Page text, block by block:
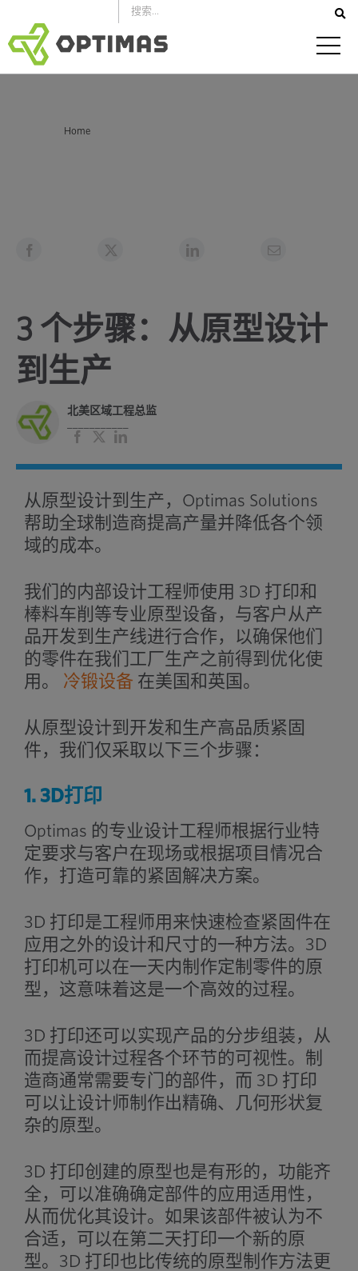
到
内
容
Home
3 个步骤：从原型设计
到生产
北美区域工程总监
脸
X
领
从原型设计到生产，Optimas Solutions
帮助全球制造商提高产量并降低各个领
域的成本。
我们的内部设计工程师使用 3D 打印和
棒料车削等专业原型设备，与客户从产
品开发到生产线进行合作，以确保他们
的零件在我们工厂生产之前得到优化使
用。 冷锻设备 在美国和英国。
从原型设计到开发和生产高品质紧固
件，我们仅采取以下三个步骤：
1. 3D打印
Optimas 的专业设计工程师根据行业特
定要求与客户在现场或根据项目情况合
作，打造可靠的紧固解决方案。
3D 打印是工程师用来快速检查紧固件在
应用之外的设计和尺寸的一种方法。3D
打印机可以在一天内制作定制零件的原
型，这意味着这是一个高效的过程。
3D 打印还可以实现产品的分步组装，从
而提高设计过程各个环节的可视性。制
造商通常需要专门的部件，而 3D 打印
可以让设计师制作出精确、几何形状复
杂的原型。
3D 打印创建的原型也是有形的，功能齐
全，可以准确确定部件的应用适用性，
从而优化其设计。如果该部件被认为不
合适，可以在第二天打印一个新的原
型。3D 打印也比传统的原型制作方法更